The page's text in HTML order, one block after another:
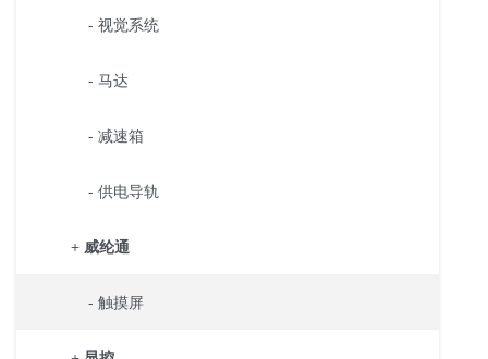
- 视觉系统
- 马达
- 减速箱
- 供电导轨
+ 威纶通
- 触摸屏